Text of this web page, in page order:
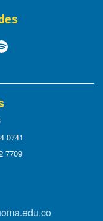
0741
7709